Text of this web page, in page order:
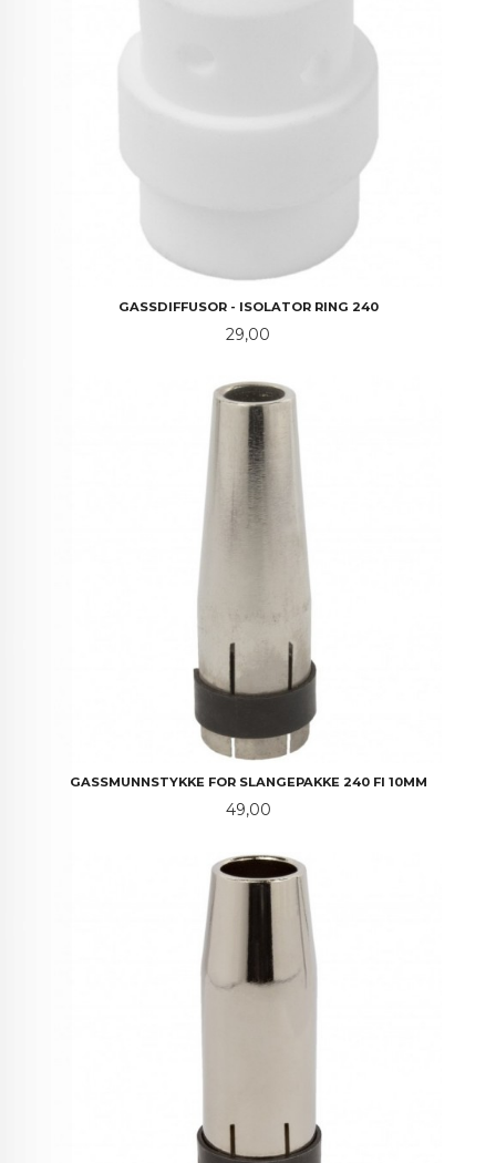
GASSDIFFUSOR - ISOLATOR RING 240
Pris
29,00
GASSMUNNSTYKKE FOR SLANGEPAKKE 240 FI 10MM
Pris
49,00